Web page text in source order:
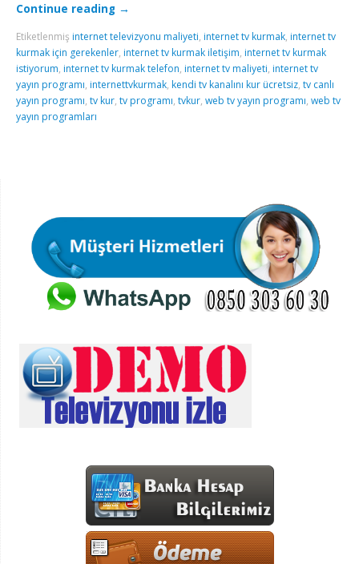
Continue reading →
Etiketlenmiş internet televizyonu maliyeti, internet tv kurmak, internet tv
kurmak için gerekenler, internet tv kurmak iletişim, internet tv kurmak
istiyorum, internet tv kurmak telefon, internet tv maliyeti, internet tv
yayın programı, internettvkurmak, kendi tv kanalını kur ücretsiz,tv canlı
yayın programı,tv kur,tv programı,tvkur,web tv yayın programı,web tv
yayın programları